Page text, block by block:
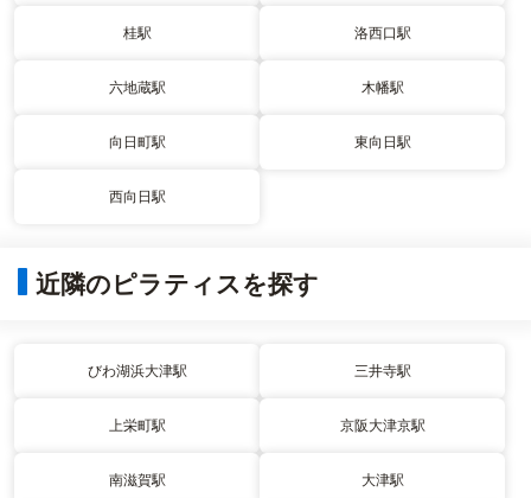
桂駅 洛西口駅
六地蔵駅 木幡駅
向日町駅 東向日駅
西向日駅
近隣のピラティスを探す
びわ湖浜大津駅 三井寺駅
上栄町駅 京阪大津京駅
南滋賀駅 大津駅